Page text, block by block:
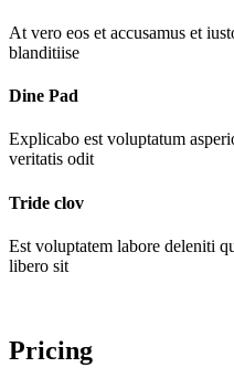
At vero eos et accusamus et
blanditiise
Dine Pad
Explicabo est voluptatum
veritatis odit
Tride clov
Est voluptatem labore deleniti
libero sit
Pricing